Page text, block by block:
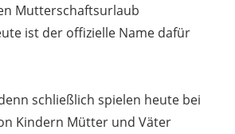
Mutterschaftsurlaub
ist der offizielle Name dafür
schließlich spielen heute bei
Kindern Mütter und Väter